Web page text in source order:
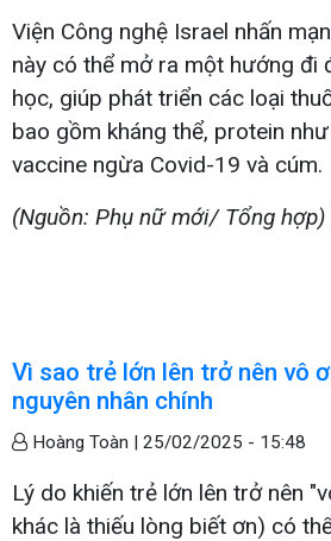
Viện Công nghệ Israel nhấn
này có thể mở ra một hướng đi
học, giúp phát triển các loại
bao gồm kháng thể, protein
vaccine ngừa Covid-19 và cúm.
(Nguồn: Phụ nữ mới/ Tổng hợp)
Vì sao trẻ lớn lên trở nên vô
nguyên nhân chính
Hoàng Toàn | 25/02/2025 - 15:48
Lý do khiến trẻ lớn lên trở nên
khác là thiếu lòng biết ơn) có